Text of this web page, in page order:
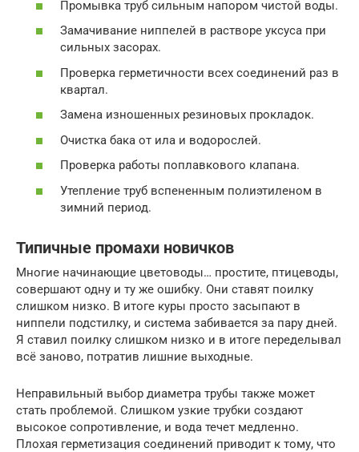
Промывка труб сильным напором чистой воды.
Замачивание ниппелей в растворе уксуса при
сильных засорах.
Проверка герметичности всех соединений раз в
квартал.
Замена изношенных резиновых прокладок.
Очистка бака от ила и водорослей.
Проверка работы поплавкового клапана.
Утепление труб вспененным полиэтиленом в
зимний период.
Типичные промахи новичков
Многие начинающие цветоводы… простите, птицеводы,
совершают одну и ту же ошибку. Они ставят поилку
слишком низко. В итоге куры просто засыпают в
ниппели подстилку, и система забивается за пару дней.
Я ставил поилку слишком низко и в итоге переделывал
всё заново, потратив лишние выходные.
Неправильный выбор диаметра трубы также может
стать проблемой. Слишком узкие трубки создают
высокое сопротивление, и вода течет медленно.
Плохая герметизация соединений приводит к тому, что